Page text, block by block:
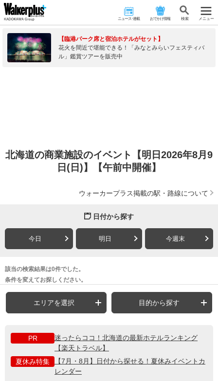
ニュース･連載 おでかけ情報 検 索 メニュー
【臨港パーク席と宿泊ホテルがセット】
花火を間近で堪能できる！「みなとみらいフェスティバ
ル」鑑賞ツアーを販売中
北海道の商業施設のイベント【明日2026年8月9
日(日)】【午前中開催】
ウォーカープラス掲載の駅・路線について
日付から探す
今日 明日 今週末
該当の検索結果は0件でした。
条件を変えてお探しください。
エリアを選択 目的から探す
PR
迷ったらココ！北海道の最新ホテルランキング
【楽天トラベル】
夏休み特集
【7月・8月】日付から探せる！夏休みイベントカ
レンダー